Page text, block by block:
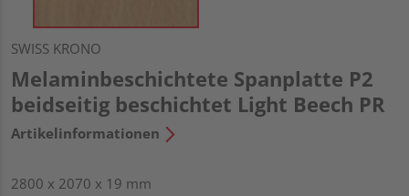
SWISS KRONO
Melaminbeschichtete Spanplatte P2
beidseitig beschichtet Light Beech PR
Artikelinformationen
2800 x 2070 x 19 mm